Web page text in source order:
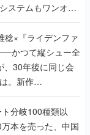
ステムもワンオフ
ディレクターに聞
稔×『ライデンファ
かつて縦シュー全
、30年後に同じ会
。新作
』で初タッグを組
く開発秘話
分岐100種類以
本を売った、中国